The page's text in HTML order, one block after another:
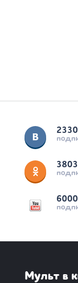
3803
6000
Мульт в